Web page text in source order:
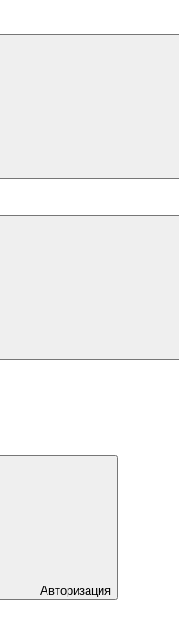
Авторизация